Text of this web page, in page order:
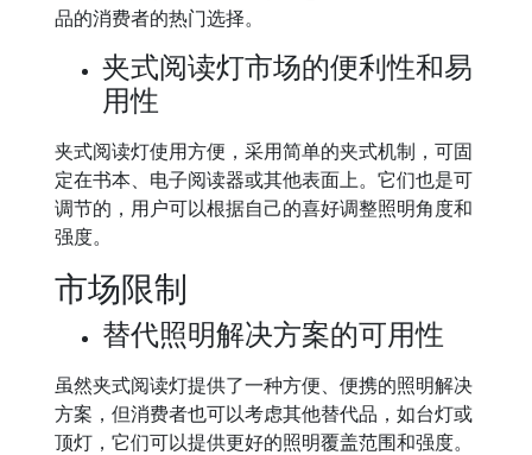
品的消费者的热门选择。
夹式阅读灯市场的便利性和易
用性
夹式阅读灯使用方便，采用简单的夹式机制，可固
定在书本、电子阅读器或其他表面上。它们也是可
调节的，用户可以根据自己的喜好调整照明角度和
强度。
市场限制
替代照明解决方案的可用性
虽然夹式阅读灯提供了一种方便、便携的照明解决
方案，但消费者也可以考虑其他替代品，如台灯或
顶灯，它们可以提供更好的照明覆盖范围和强度。